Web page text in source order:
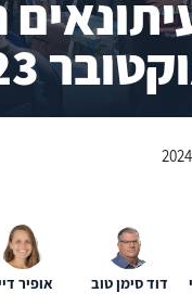
2023
דוד סימן טוב אופיר